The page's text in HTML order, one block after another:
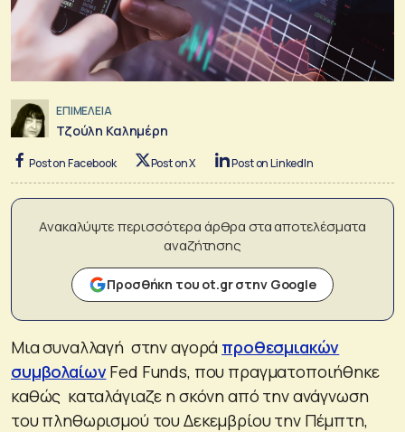
ΕΠΙΜΕΛΕΙΑ
Τζούλη Καλημέρη
Post on Facebook Post on X Post on LinkedIn
Ανακαλύψτε περισσότερα άρθρα στα αποτελέσματα
αναζήτησης
Προσθήκη του ot.gr στην Google
Μια συναλλαγή στην αγορά προθεσμιακών
συμβολαίωνFed Funds, που πραγματοποιήθηκε
καθώς καταλάγιαζε η σκόνη από την ανάγνωση
του πληθωρισμού του Δεκεμβρίου την Πέμπτη,